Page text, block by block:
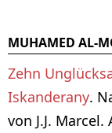
MUHAMED AL-
Zehn
Iskanderany.
von J.J.